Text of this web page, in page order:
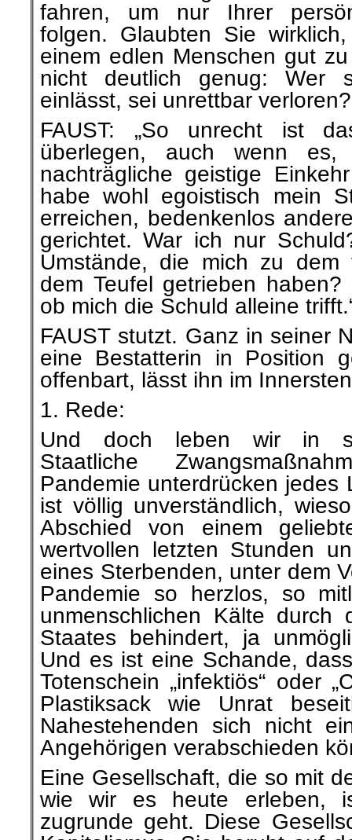
fahren, um nur Ihrer
folgen. Glaubten Sie
einem edlen Menschen gut
nicht deutlich genug: Wer
einlässt, sei unrettbar
FAUST: „So unrecht ist
überlegen, auch wenn
nachträgliche geistige
habe wohl egoistisch mein
erreichen, bedenkenlos
gerichtet. War ich nur
Umstände, die mich zu dem
dem Teufel getrieben
ob mich die Schuld alleine
FAUST stutzt. Ganz in seiner
eine Bestatterin in Position
offenbart, lässt ihn im
1. Rede:
Und doch leben wir in
Staatliche
Pandemie unterdrücken jedes
ist völlig unverständlich,
Abschied von einem
wertvollen letzten Stunden
eines Sterbenden, unter dem
Pandemie so herzlos, so
unmenschlichen Kälte durch
Staates behindert, ja
Und es ist eine Schande,
Totenschein „infektiös“ oder
Plastiksack wie Unrat
Nahestehenden sich nicht
Angehörigen verabschieden
Eine Gesellschaft, die so mit
wie wir es heute erleben,
zugrunde geht. Diese